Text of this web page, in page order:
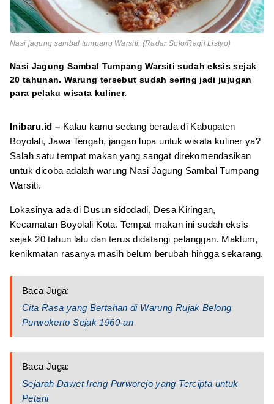
Nasi jagung sambal tumpang Warsiti. (Radar Solo/Ragil Listyo)
Nasi Jagung Sambal Tumpang Warsiti sudah eksis sejak
20 tahunan. Warung tersebut sudah sering jadi jujugan
para pelaku wisata kuliner.
Inibaru.id – Kalau kamu sedang berada di Kabupaten
Boyolali, Jawa Tengah, jangan lupa untuk wisata kuliner ya?
Salah satu tempat makan yang sangat direkomendasikan
untuk dicoba adalah warung Nasi Jagung Sambal Tumpang
Warsiti.
Lokasinya ada di Dusun sidodadi, Desa Kiringan,
Kecamatan Boyolali Kota. Tempat makan ini sudah eksis
sejak 20 tahun lalu dan terus didatangi pelanggan. Maklum,
kenikmatan rasanya masih belum berubah hingga sekarang.
Baca Juga:
Cita Rasa yang Bertahan di Warung Rujak Belong
Purwokerto Sejak 1960-an
Baca Juga:
Sejarah Dawet Ireng Purworejo yang Tercipta untuk
Petani